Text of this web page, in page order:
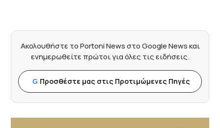
Ακολουθήστε το Portoni News στο Google News και
ενημερωθείτε πρώτοι για όλες τις ειδήσεις.
G Προσθέστε μας στις Προτιμώμενες Πηγές